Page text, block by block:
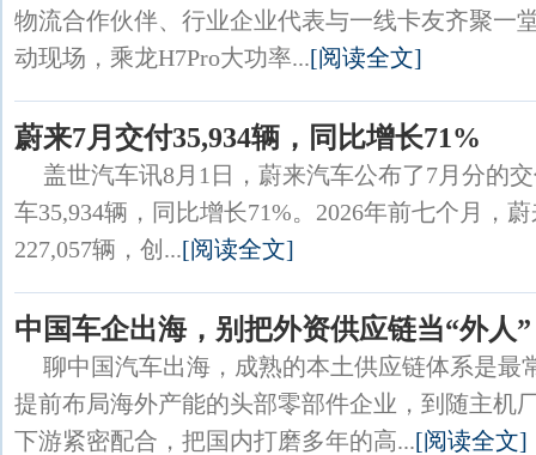
物流合作伙伴、行业企业代表与一线卡友齐聚一
动现场，乘龙H7Pro大功率...[阅读全文]
蔚来7月交付35,934辆，同比增长71%
盖世汽车讯8月1日，蔚来汽车公布了7月分的
车35,934辆，同比增长71%。2026年前七个月，
227,057辆，创...[阅读全文]
中国车企出海，别把外资供应链当“外人”
聊中国汽车出海，成熟的本土供应链体系是最
提前布局海外产能的头部零部件企业，到随主机
下游紧密配合，把国内打磨多年的高...[阅读全文]